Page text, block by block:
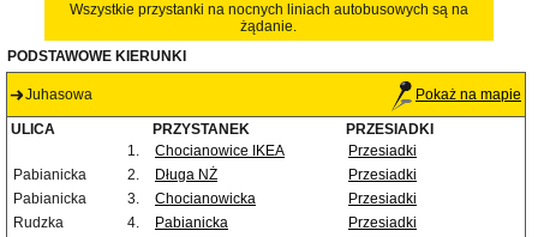
Wszystkie przystanki na nocnych liniach autobusowych są na
żądanie.
PODSTAWOWE KIERUNKI
Juhasowa Pokaż na mapie
ULICA PRZYSTANEK
PRZESIADKI
1.
Chocianowice IKEA
Przesiadki
Pabianicka
2. Długa NŻ
Przesiadki
Pabianicka
3. Chocianowicka
Przesiadki
Rudzka
4. Pabianicka
Przesiadki